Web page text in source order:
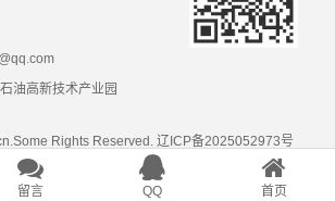
油高新技术产业园
Rights Reserved. 辽ICP备2025052973号
网站地图
留言 QQ 首页